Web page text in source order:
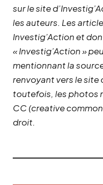
sur le site
les auteurs. Les
Investig’Action et
« Investig’Action »
mentionnant la
renvoyant vers le site
toutefois, les photos
CC (creative
droit.